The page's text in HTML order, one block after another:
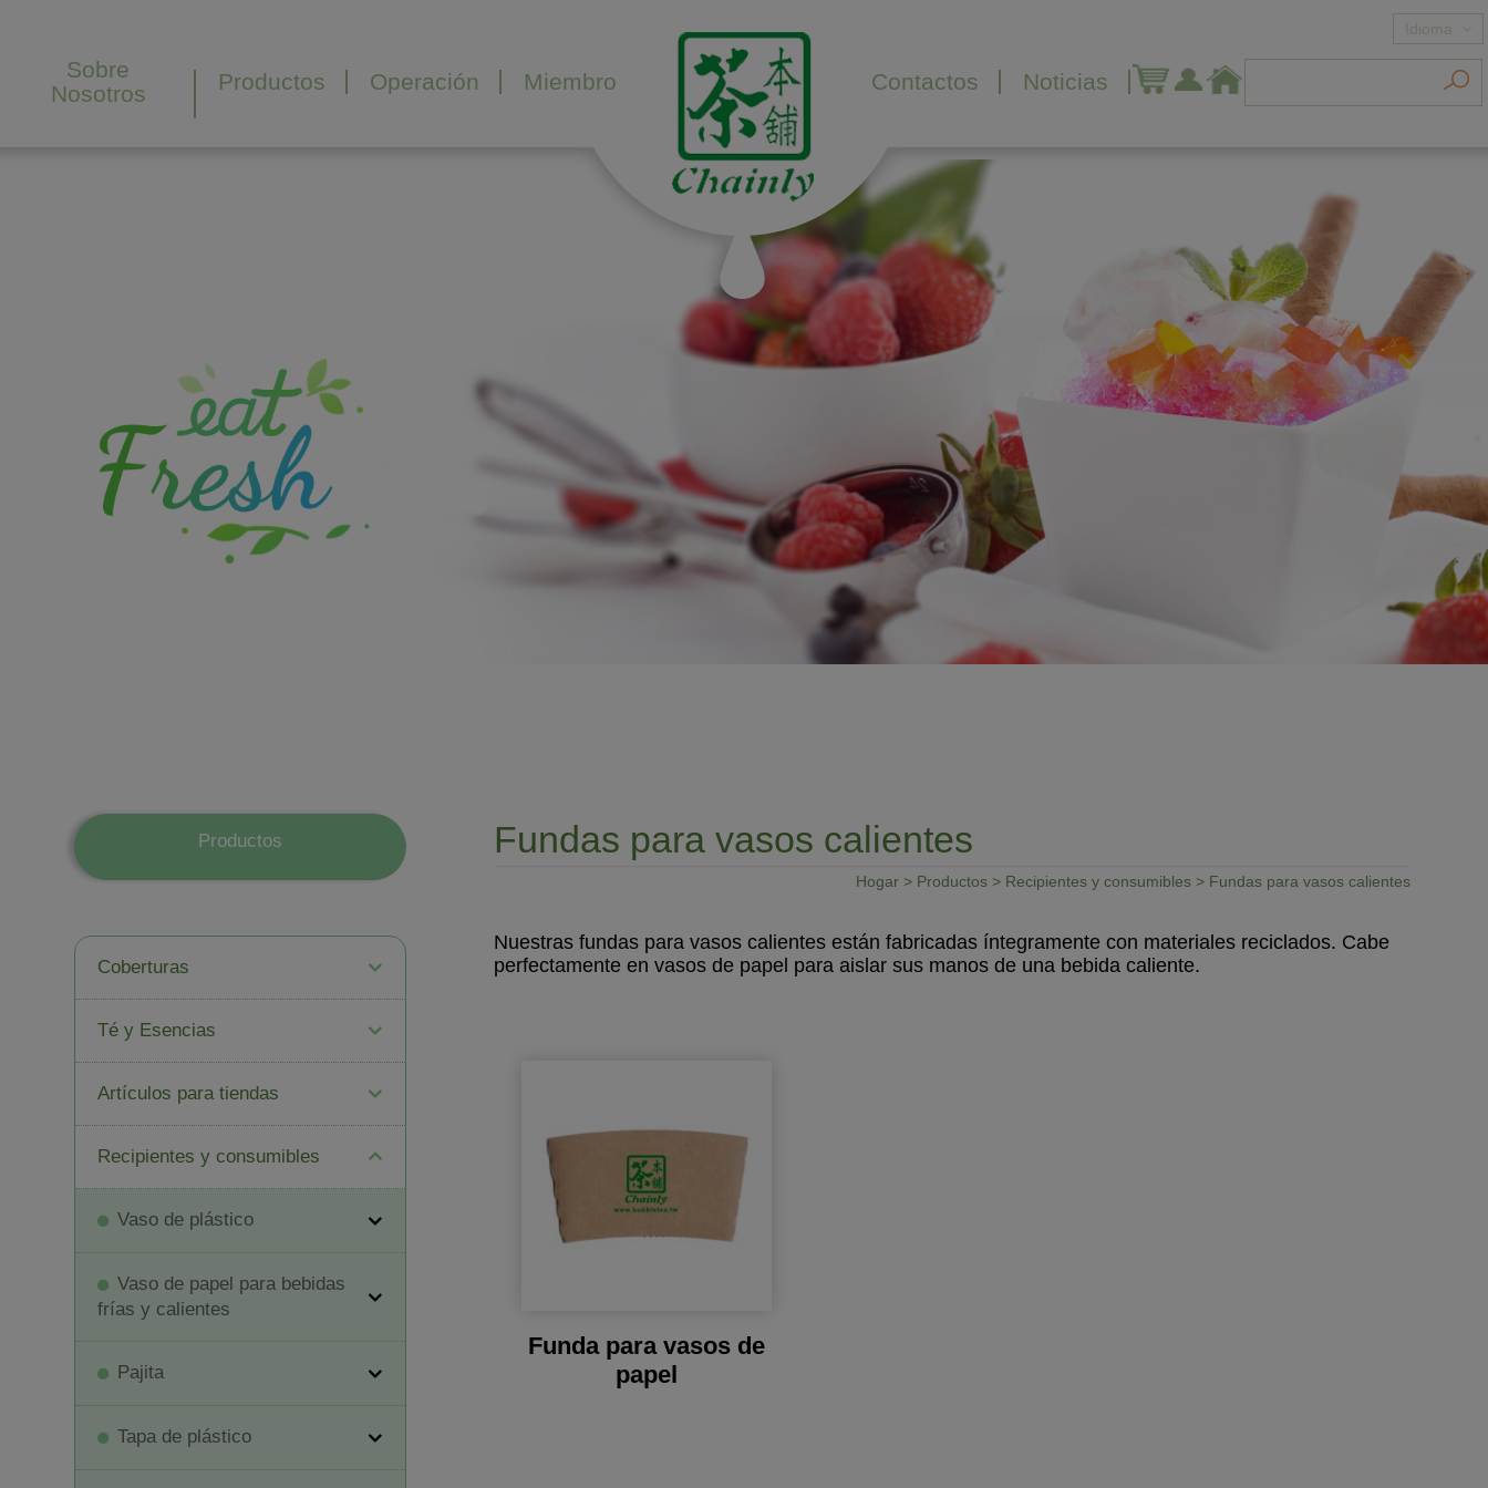
Sobre
Nosotros
Productos Operación Miembro Contactos Noticias
Idioma
Productos
Coberturas
Té y Esencias
Artículos para tiendas
Recipientes y consumibles
Vaso de plástico
Vaso de papel para bebidas
frías y calientes
Pajita
Tapa de plástico
Fundas para vasos calientes
Hogar> Productos> Recipientes y consumibles> Fundas para vasos calientes
Nuestras fundas para vasos calientes están fabricadas íntegramente con materiales reciclados. Cabe
perfectamente en vasos de papel para aislar sus manos de una bebida caliente.
Funda para vasos de
papel